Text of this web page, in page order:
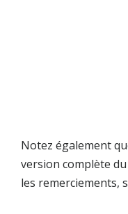
Notez également
version complète
les remerciements,